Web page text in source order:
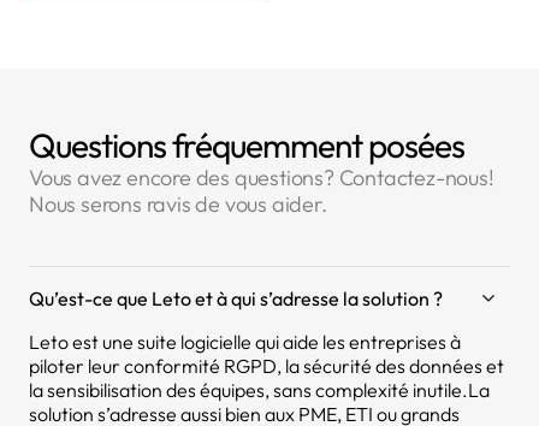
Questions fréquemment posées
Vous avez encore des questions? Contactez-nous!
Nous serons ravis de vous aider.
Qu’est-ce que Leto et à qui s’adresse la solution ?
Leto est une suite logicielle qui aide les entreprises à
piloter leur conformité RGPD, la sécurité des données et
la sensibilisation des équipes, sans complexité inutile.La
solution s’adresse aussi bien aux PME, ETI ou grands